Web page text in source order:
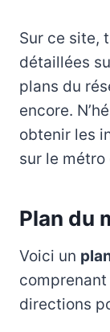
Sur ce site,
détaillées
plans du
encore.
obtenir les
sur le métro
Plan du
Voici un
directions